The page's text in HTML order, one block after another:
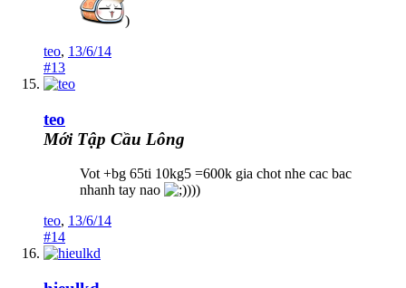
)
teo, 13/6/14
#13
teo
Mới Tập Cầu Lông
Vot +bg 65ti 10kg5 =600k gia chot nhe cac bac
nhanh tay nao
)))
teo, 13/6/14
#14